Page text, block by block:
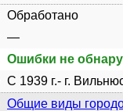
Обработано
—
Ошибки не
С 1939 г.- г.
Общие виды